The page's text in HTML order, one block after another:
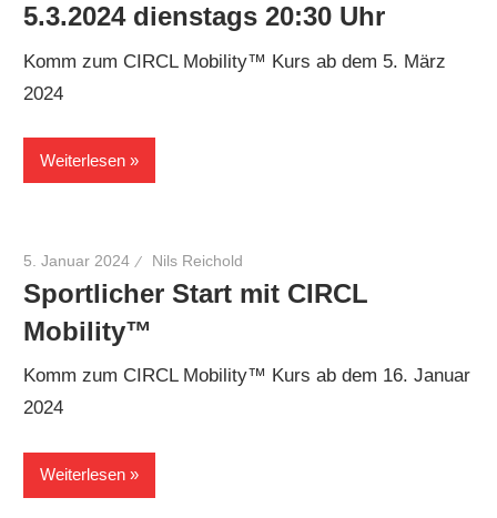
5.3.2024 dienstags 20:30 Uhr
Komm zum CIRCL Mobility™ Kurs ab dem 5. März
2024
Weiterlesen
5. Januar 2024 Nils Reichold
Sportlicher Start mit CIRCL
Mobility™
Komm zum CIRCL Mobility™ Kurs ab dem 16. Januar
2024
Weiterlesen